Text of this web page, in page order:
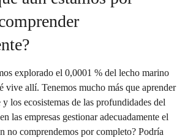
explorado el 0,0001 % del lecho marino
vive allí. Tenemos mucho más que aprender
los ecosistemas de las profundidades del
las empresas gestionar adecuadamente el
no comprendemos por completo? Podría